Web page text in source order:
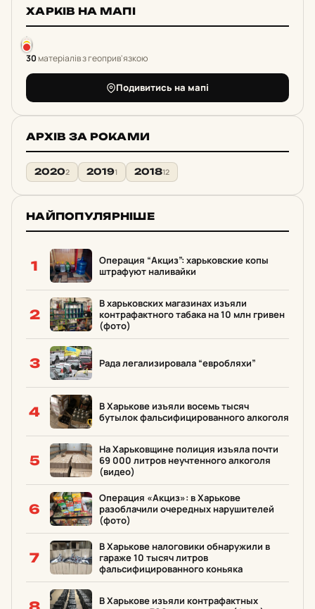
ХАРКІВ НА МАПІ
30матеріалів з геоприв'язкою
Подивитись на мапі
АРХІВ ЗА РОКАМИ
20202 20191 201812
НАЙПОПУЛЯРНІШЕ
1
Операция “Акциз”: харьковские копы
штрафуют наливайки
2
В харьковских магазинах изъяли
контрафактного табака на 10 млн гривен
(фото)
3 Рада легализировала “евробляхи”
4
В Харькове изъяли восемь тысяч
бутылок фальсифицированного алкоголя
5
На Харьковщине полиция изъяла почти
69 000 литров неучтенного алкоголя
(видео)
6
Операция «Акциз»: в Харькове
разоблачили очередных нарушителей
(фото)
7
В Харькове налоговики обнаружили в
гараже 10 тысяч литров
фальсифицированного коньяка
В Харькове изъяли контрафактных